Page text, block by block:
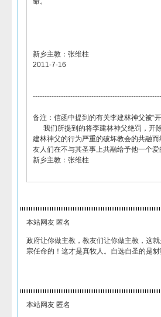
新乡主教：张维柱
2011-7-16
备注：信函中提到的有关李建林神父被“
我们所提到的将李建林神父绝罚，开
建林神父的行为严重的破坏教会的共融
友人们在不与其圣事上共融给予他一个
新乡主教：张维柱
本站网友 匿名
政府让你做主教，教友们让你做主教，这
宗任命的！这才是真牧人。自选自圣的是
本站网友 匿名